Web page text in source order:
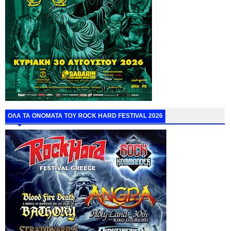
ΟΛΑ ΤΑ ΟΝΟΜΑΤΑ ΤΟΥ ROCK HARD FESTIVAL 2026